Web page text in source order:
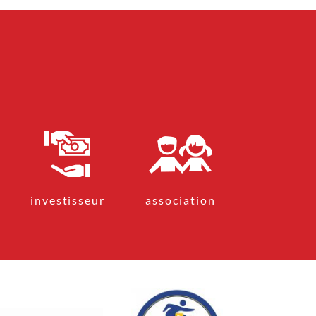
Animation / GRATUIT
SAMEDI 08 AOÛT 2026
Hippodrome
DU MERCREDI 01 JUILLET 2026 AU
OPÉRATION "CET ÉTÉ JE
investisseur association